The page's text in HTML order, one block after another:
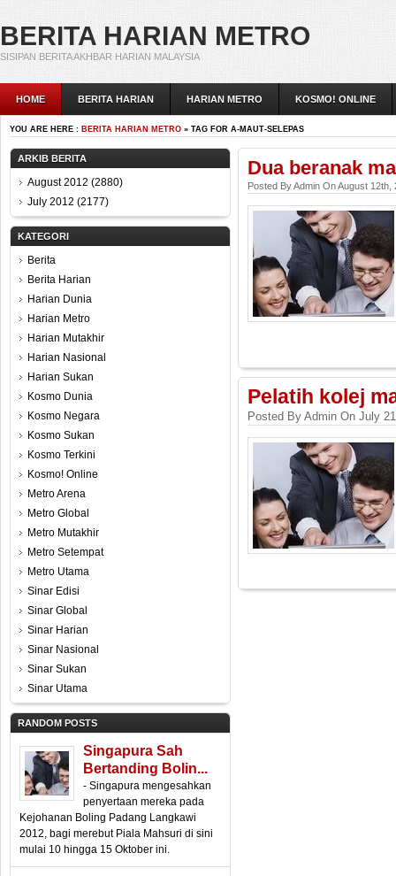
BERITA HARIAN METRO
SISIPAN BERITA AKHBAR HARIAN MALAYSIA
HOME BERITA HARIAN HARIAN METRO KOSMO! ONLINE
YOU ARE HERE : BERITA HARIAN METRO » TAG FOR A-MAUT-SELEPAS
ARKIB BERITA
August 2012 (2880)
July 2012 (2177)
KATEGORI
Berita
Berita Harian
Harian Dunia
Harian Metro
Harian Mutakhir
Harian Nasional
Harian Sukan
Kosmo Dunia
Kosmo Negara
Kosmo Sukan
Kosmo Terkini
Kosmo! Online
Metro Arena
Metro Global
Metro Mutakhir
Metro Setempat
Metro Utama
Sinar Edisi
Sinar Global
Sinar Harian
Sinar Nasional
Sinar Sukan
Sinar Utama
RANDOM POSTS
Singapura Sah
Bertanding Bolin...
- Singapura mengesahkan
penyertaan mereka pada
Kejohanan Boling Padang Langkawi
2012, bagi merebut Piala Mahsuri di sini
mulai 10 hingga 15 Oktober ini.
Dua beranak
Posted By Admin On August
Pelatih kolej
Posted By Admin On July